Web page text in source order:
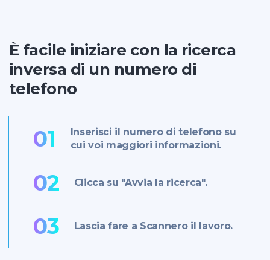
È facile iniziare con la ricerca
inversa di un numero di
telefono
01
Inserisci il numero di telefono su
cui voi maggiori informazioni.
02 Clicca su "Avvia la ricerca".
03 Lascia fare a Scannero il lavoro.